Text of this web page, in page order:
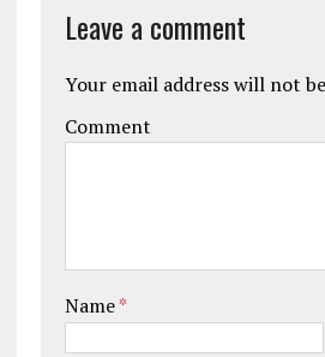
Leave a comment
Your email address will not
Comment
Name*